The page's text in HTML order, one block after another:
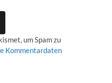
um Spam zu
Kommentardaten